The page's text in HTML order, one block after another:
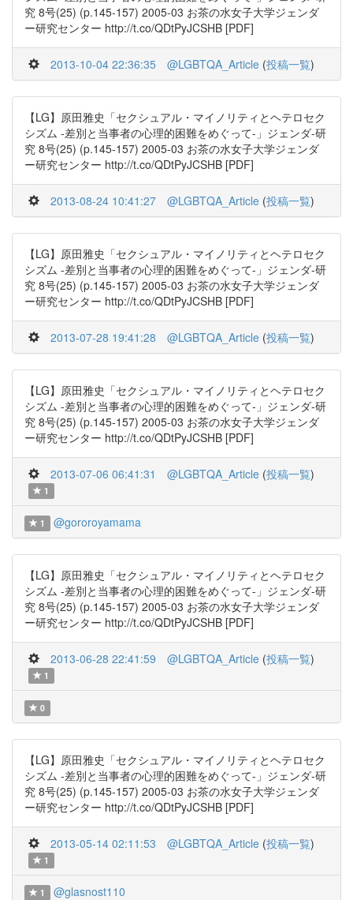
究 8号(25) (p.145-157) 2005-03 お茶の水女子大学ジェンダ
ー研究センター http://t.co/QDtPyJCSHB [PDF]
2013-10-04 22:36:35 @LGBTQA_Article (投稿一覧)
【LG】原田雅史「セクシュアル・マイノリティとヘテロセク
シズム -差別と当事者の心理的困難をめぐって-」ジェンダ-研
究 8号(25) (p.145-157) 2005-03 お茶の水女子大学ジェンダ
ー研究センター http://t.co/QDtPyJCSHB [PDF]
2013-08-24 10:41:27 @LGBTQA_Article (投稿一覧)
【LG】原田雅史「セクシュアル・マイノリティとヘテロセク
シズム -差別と当事者の心理的困難をめぐって-」ジェンダ-研
究 8号(25) (p.145-157) 2005-03 お茶の水女子大学ジェンダ
ー研究センター http://t.co/QDtPyJCSHB [PDF]
2013-07-28 19:41:28 @LGBTQA_Article (投稿一覧)
【LG】原田雅史「セクシュアル・マイノリティとヘテロセク
シズム -差別と当事者の心理的困難をめぐって-」ジェンダ-研
究 8号(25) (p.145-157) 2005-03 お茶の水女子大学ジェンダ
ー研究センター http://t.co/QDtPyJCSHB [PDF]
2013-07-06 06:41:31 @LGBTQA_Article (投稿一覧)
1
1 @gororoyamama
【LG】原田雅史「セクシュアル・マイノリティとヘテロセク
シズム -差別と当事者の心理的困難をめぐって-」ジェンダ-研
究 8号(25) (p.145-157) 2005-03 お茶の水女子大学ジェンダ
ー研究センター http://t.co/QDtPyJCSHB [PDF]
2013-06-28 22:41:59 @LGBTQA_Article (投稿一覧)
1
0
【LG】原田雅史「セクシュアル・マイノリティとヘテロセク
シズム -差別と当事者の心理的困難をめぐって-」ジェンダ-研
究 8号(25) (p.145-157) 2005-03 お茶の水女子大学ジェンダ
ー研究センター http://t.co/QDtPyJCSHB [PDF]
2013-05-14 02:11:53 @LGBTQA_Article (投稿一覧)
1
1 @glasnost110